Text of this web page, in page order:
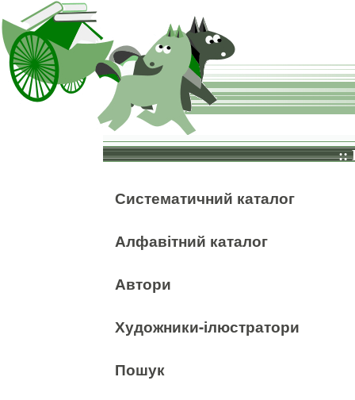
::
Систематичний каталог
Алфавітний каталог
Автори
Художники-ілюстратори
Пошук